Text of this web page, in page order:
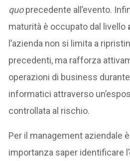
quoprecedente all’evento.
maturità è occupato dal livello
l’azienda non si limita a
precedenti, ma rafforza
operazioni di business
informatici attraverso
controllata al rischio.
Per il management aziendale
importanza saper identificare